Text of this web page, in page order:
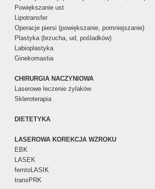
Powiększanie ust
Lipotransfer
Operacje piersi (powiększanie, pomniejszanie)
Plastyka (brzucha, ud, pośladków)
Labioplastyka
Ginekomastia
CHIRURGIA NACZYNIOWA
Laserowe leczenie żylaków
Skleroterapia
DIETETYKA
LASEROWA KOREKCJA WZROKU
EBK
LASEK
femtoLASIK
transPRK